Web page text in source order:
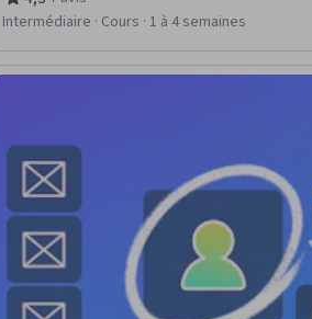
responsable, Gouvernance des données,
Assurance de l'information, Qualité des
évaluation, 4,3 sur 5 étoiles
Intermédiaire · Cours · 1 à 4 semaines